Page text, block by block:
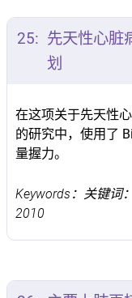
25: 先天性心脏
划
在这项关于先天性
的研究中，使用了
量握力。
Keywords：关键词
2010